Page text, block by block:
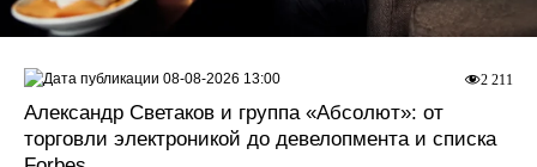
Александр Светаков и группа «Абсолют»: от
торговли электроникой до девелопмента и списка
2 211
08-08-2026 13:00